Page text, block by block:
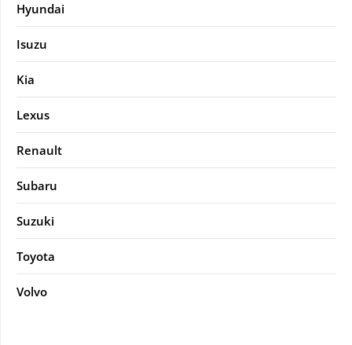
Hyundai
Isuzu
Kia
Lexus
Renault
Subaru
Suzuki
Toyota
Volvo